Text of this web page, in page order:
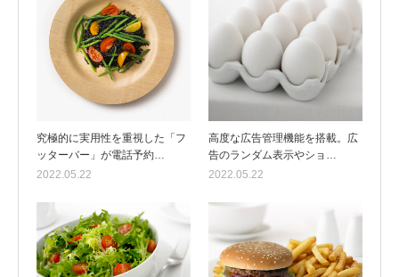
究極的に実用性を重視した「フ
ッターバー」が電話予約…
2022.05.22
高度な広告管理機能を搭載。広
告のランダム表示やショ…
2022.05.22